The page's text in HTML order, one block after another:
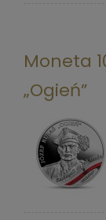
Moneta
„Ogień”